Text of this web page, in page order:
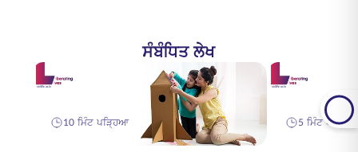
ਸੰਬੰਧਿਤ ਲੇਖ
10 ਮਿੰਟ ਪੜ੍ਹਿਆ 5 ਮਿੰਟ ਪੜ੍ਹਿਆ